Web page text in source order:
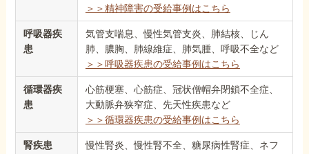
＞＞精神障害の受給事例はこちら
呼吸器疾
患
気管支喘息、慢性気管支炎、肺結核、じん
肺、膿胸、肺線維症、肺気腫、呼吸不全など
＞＞呼吸器疾患の受給事例はこちら
循環器疾
患
心筋梗塞、心筋症、冠状僧帽弁閉鎖不全症、
大動脈弁狭窄症、先天性疾患など
＞＞循環器疾患の受給事例はこちら
腎疾患
慢性腎炎、慢性腎不全、糖尿病性腎症、ネフ